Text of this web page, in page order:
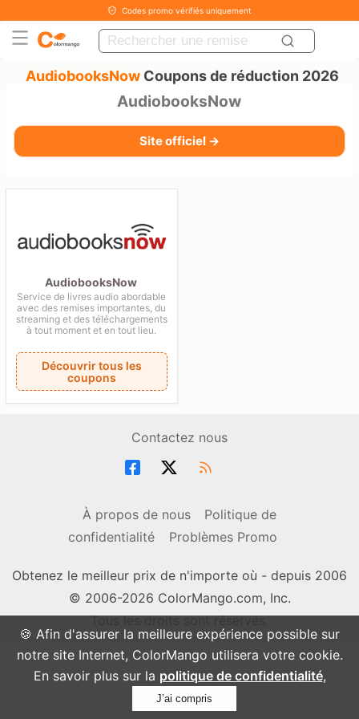
🍪 Afin d'assurer la meilleure expérience possible sur
notre site Internet, ColorMango utilisera votre cookie.
En savoir plus sur la politique de confidentialité,
J’ai compris
Codes promo vérifiés uniquement
AudiobooksNowCoupons de réduction 2026
AudiobooksNow
Site officiel →
AudiobooksNow
Service de livres audio abordable
avec des remises importantes, du
streaming et des téléchargements
à tout moment et en tout lieu.
Découvrir tous les
coupons
Contactez nous
À propos de nous
Politique de
confidentialité
Problèmes Promo
Obtenez le meilleur prix de n'importe où - depuis 2006
© 2006-2026 ColorMango.com, Inc.
Tous les droits sont réservés.